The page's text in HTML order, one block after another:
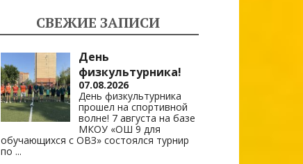
СВЕЖИЕ ЗАПИСИ
День
физкультурника!
07.08.2026
День физкультурника
прошел на спортивной
волне! 7 августа на базе
МКОУ «ОШ 9 для
обучающихся с ОВЗ» состоялся турнир
по...